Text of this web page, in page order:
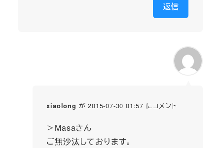
返信
xiaolong が 2015-07-30 01:57 にコメント
＞Masaさん
ご無沙汰しております。